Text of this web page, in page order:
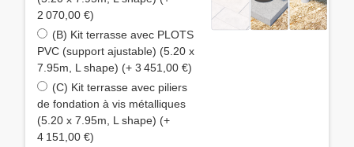
2 070,00 €)
(B) Kit terrasse avec PLOTS
PVC (support ajustable) (5.20 x
7.95m, L shape) (+ 3 451,00 €)
(C) Kit terrasse avec piliers
de fondation à vis métalliques
(5.20 x 7.95m, L shape) (+
4 151,00 €)